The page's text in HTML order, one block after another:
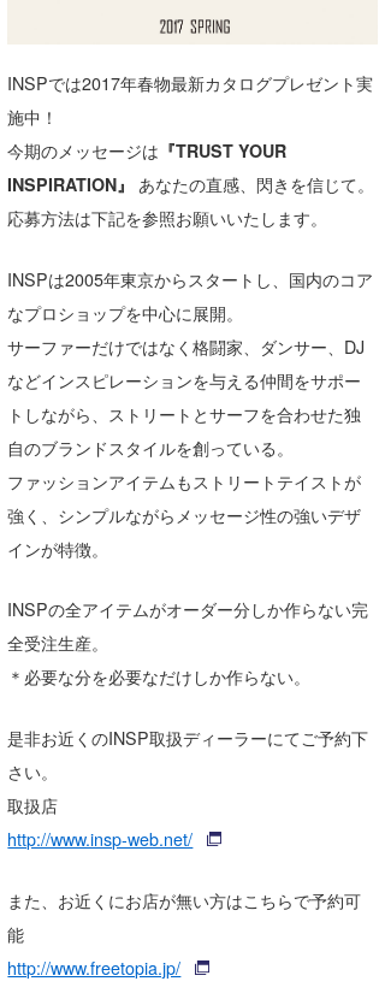
INSPでは2017年春物最新カタログプレゼント実
施中！
今期のメッセージは 『TRUST YOUR
INSPIRATION』
あなたの直感、閃きを信じて。
応募方法は下記を参照お願いいたします。
INSPは2005年東京からスタートし、国内のコア
なプロショップを中心に展開。
サーファーだけではなく格闘家、ダンサー、DJ
などインスピレーションを与える仲間をサポー
トしながら、ストリートとサーフを合わせた独
自のブランドスタイルを創っている。
ファッションアイテムもストリートテイストが
強く、シンプルながらメッセージ性の強いデザ
インが特徴。
INSPの全アイテムがオーダー分しか作らない完
全受注生産。
＊必要な分を必要なだけしか作らない。
是非お近くのINSP取扱ディーラーにてご予約下
さい。
取扱店
http://www.insp-web.net/
また、お近くにお店が無い方はこちらで予約可
能
http://www.freetopia.jp/
沖縄
Core Surf Japan
Naoya Kimoto
mitsuteru Kamio
Yasunari Inoue
Yoshiyuki Obata
DELTA FORCE SURF
CBA Films
熊谷素子
メディア
SURFMEDIA
Colors MAGAZINE
WAVAL
波伝説アンバサダー/プロライダー
福島寿実子
中浦“JET”章
進士剛光
田原啓江
植村未来
大野”MAR”修聖
波伝説スタッフ
☆加藤
Aichan
chan-U
ECE
H
KY
波伝説